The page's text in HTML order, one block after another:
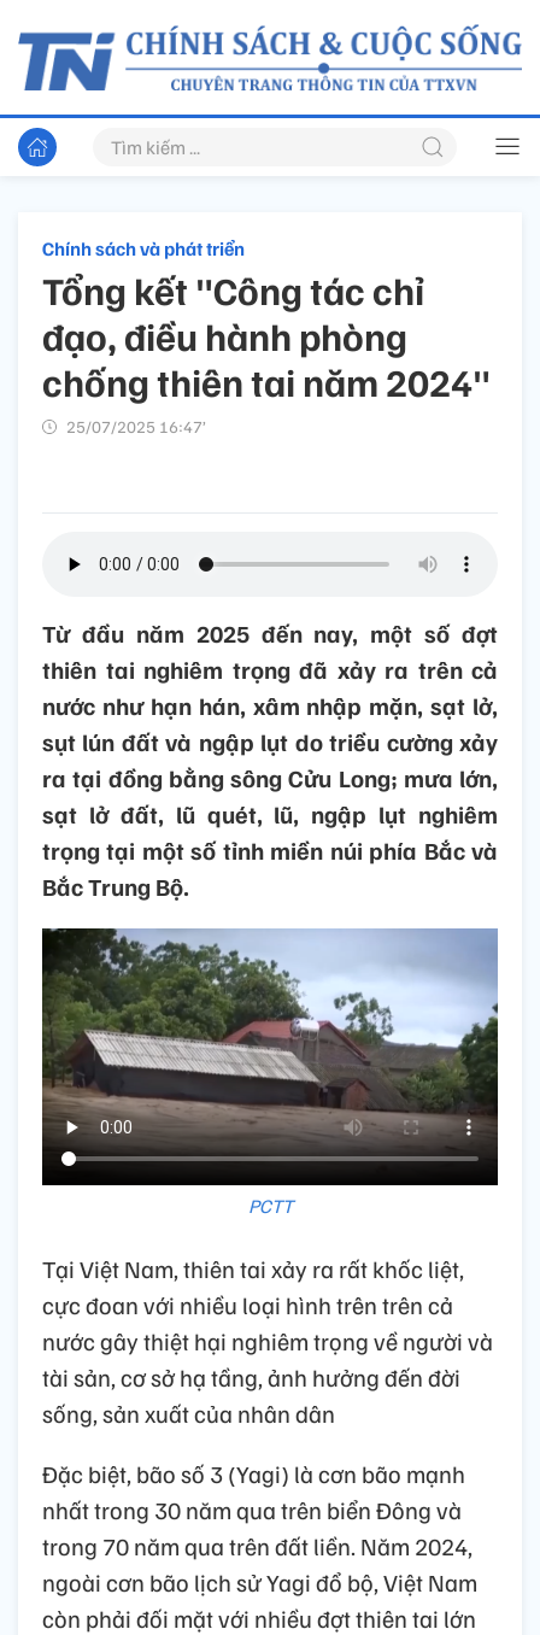
Chính sách và phát triển
Tổng kết "Công tác chỉ
đạo, điều hành phòng
chống thiên tai năm 2024"
25/07/2025 16:47’
Từ đầu năm 2025 đến nay, một số đợt
thiên tai nghiêm trọng đã xảy ra trên cả
nước như hạn hán, xâm nhập mặn, sạt lở,
sụt lún đất và ngập lụt do triều cường xảy
ra tại đồng bằng sông Cửu Long; mưa lớn,
sạt lở đất, lũ quét, lũ, ngập lụt nghiêm
trọng tại một số tỉnh miền núi phía Bắc và
Bắc Trung Bộ.
PCTT
Tại Việt Nam, thiên tai xảy ra rất khốc liệt,
cực đoan với nhiều loại hình trên trên cả
nước gây thiệt hại nghiêm trọng về người và
tài sản, cơ sở hạ tầng, ảnh hưởng đến đời
sống, sản xuất của nhân dân
Đặc biệt, bão số 3 (Yagi) là cơn bão mạnh
nhất trong 30 năm qua trên biển Đông và
trong 70 năm qua trên đất liền. Năm 2024,
ngoài cơn bão lịch sử Yagi đổ bộ, Việt Nam
còn phải đối mặt với nhiều đợt thiên tai lớn